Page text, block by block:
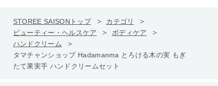
STOREE SAISONトップ
カテゴリ
ビューティー・ヘルスケア
ボディケア
ハンドクリーム
タマチャンショップ Hadamanma とろける木の実 もぎ
たて果実手 ハンドクリームセット